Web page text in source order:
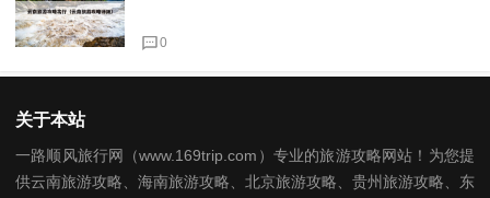
0
关于本站
一路顺风旅行网（www.169trip.com）专业的旅游攻略网站！为您提
供云南旅游攻略、海南旅游攻略、北京旅游攻略、贵州旅游攻略、东